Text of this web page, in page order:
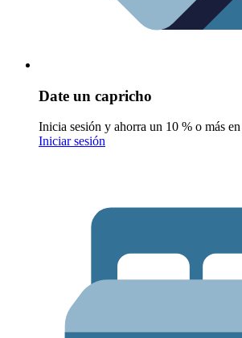
Date un capricho
Inicia sesión y ahorra un 10 % o más
Iniciar sesión